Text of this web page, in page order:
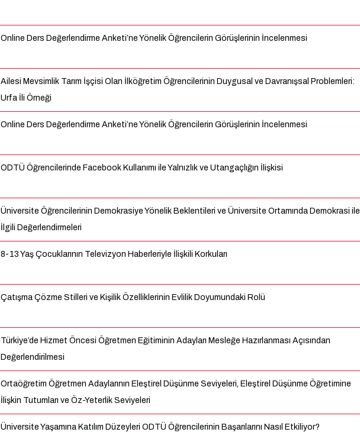
Online Ders Değerlendirme Anketi’ne Yönelik Öğrencilerin Görüşlerinin İncelenmesi
Ailesi Mevsimlik Tarım İşçisi Olan İlköğretim Öğrencilerinin Duygusal ve Davranışsal Problemleri:
Urfa İli Örneği
Online Ders Değerlendirme Anketi’ne Yönelik Öğrencilerin Görüşlerinin İncelenmesi
ODTÜ Öğrencilerinde Facebook Kullanımı ile Yalnızlık ve Utangaçlığın İlişkisi
Üniversite Öğrencilerinin Demokrasiye Yönelik Beklentileri ve Üniversite Ortamında Demokrasi ile
İlgili Değerlendirmeleri
8-13 Yaş Çocuklarının Televizyon Haberleriyle İlişkili Korkuları
Çatışma Çözme Stilleri ve Kişilik Özelliklerinin Evlilik Doyumundaki Rolü
Türkiye’de Hizmet Öncesi Öğretmen Eğitiminin Adayları Mesleğe Hazırlanması Açısından
Değerlendirilmesi
Ortaöğretim Öğretmen Adaylarının Eleştirel Düşünme Seviyeleri, Eleştirel Düşünme Öğretimine
İlişkin Tutumları ve Öz-Yeterlik Seviyeleri
Üniversite Yaşamına Katılım Düzeyleri ODTÜ Öğrencilerinin Başarılarını Nasıl Etkiliyor?